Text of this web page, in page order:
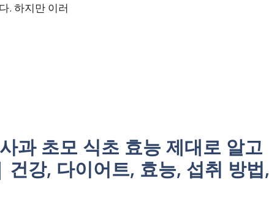
. 하지만 이러
과 초모 식초 효능 제대로 알고
강, 다이어트, 효능, 섭취 방법,